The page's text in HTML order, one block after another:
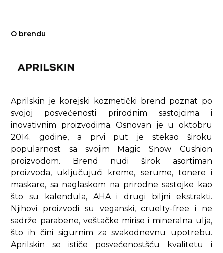
O brendu
Aprilskin je korejski kozmetički brend poznat po
svojoj posvećenosti prirodnim sastojcima i
inovativnim proizvodima. Osnovan je u oktobru
2014. godine, a prvi put je stekao široku
popularnost sa svojim Magic Snow Cushion
proizvodom. Brend nudi širok asortiman
proizvoda, uključujući kreme, serume, tonere i
maskare, sa naglaskom na prirodne sastojke kao
što su kalendula, AHA i drugi biljni ekstrakti.
Njihovi proizvodi su veganski, cruelty-free i ne
sadrže parabene, veštačke mirise i mineralna ulja,
što ih čini sigurnim za svakodnevnu upotrebu.
Aprilskin se ističe posvećenostšću kvalitetu i